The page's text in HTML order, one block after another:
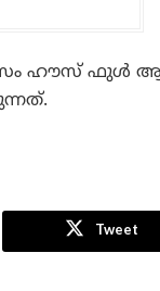
ഹൗസ് ഫുൾ
Tweet